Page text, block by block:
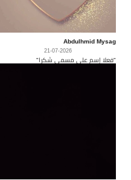
Abdulhmid Mysag
21-07-2026
"فعلا إسم على مسمى شكرا"